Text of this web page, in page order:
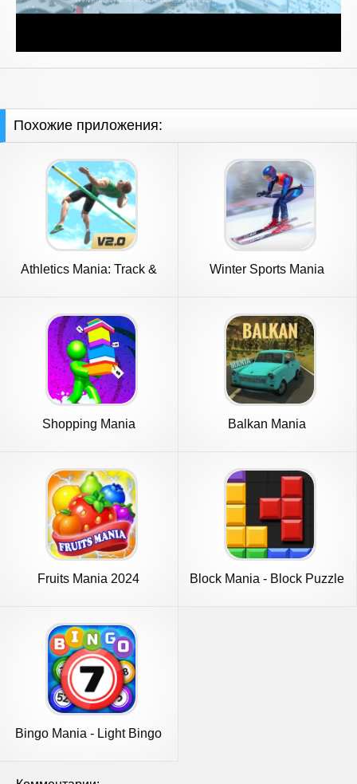
Похожие приложения:
Athletics Mania: Track &
Winter Sports Mania
Shopping Mania Balkan Mania
Fruits Mania 2024 Block Mania - Block Puzzle
Bingo Mania - Light Bingo